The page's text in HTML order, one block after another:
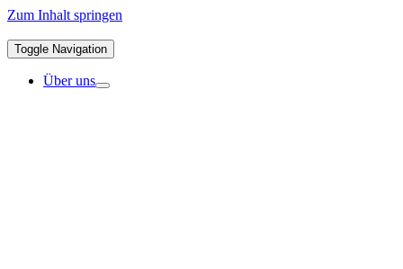
Zum Inhalt springen
Toggle Navigation
Über uns